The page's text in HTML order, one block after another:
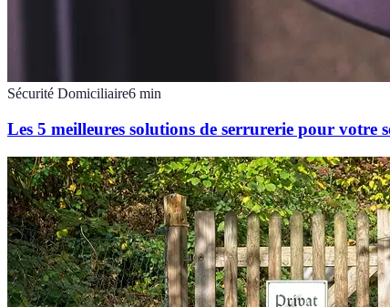
Sécurité Domiciliaire6 min
Les 5 meilleures solutions de serrurerie pour votre